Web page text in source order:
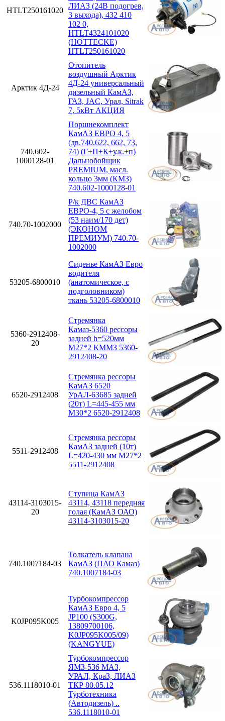
HTLT250161020
ЛИАЗ (24В подогрев,
3 выхода), 432 410
102 0,
HTLT4324101020
(HOTTECKE)
HTLT250161020
Арктик 4Д-24
Отопитель
воздушный Арктик
4Д-24 универсальный
дизельный КамАЗ,
ГАЗ, JAC, Урал, Sitrak
7, 5кВт АКЦИЯ
740.602-
1000128-01
Поршнекомплект
КамАЗ ЕВРО 4, 5
(дв.740.622, 662, 73,
74) (Г+П+К+у.к.+п)
Дальнобойщик
PREMIUM, масл.
кольцо 3мм (КМЗ)
740.602-1000128-01
740.70-1002000
Р/к ДВС КамАЗ
ЕВРО-4, 5 с желобом
(53 наим/170 дет)
(ЭКОНОМ
ПРЕМИУМ) 740.70-
1002000
53205-6800010
Сиденье КамАЗ Евро
водителя
(анатомическое, с
подголовником)
ткань 53205-6800010
5360-2912408-
20
Стремянка
Камаз-5360 рессоры
задней h=520мм
М27*2 КММЗ 5360-
2912408-20
6520-2912408
Стремянка рессоры
КамАЗ 6520
УрАЛ-63685 задней
(20т) L=445-455 мм
М30*2 6520-2912408
5511-2912408
Стремянка рессоры
КамАЗ задней (10т)
L=420-430 мм М27*2
5511-2912408
43114-3103015-
20
Ступица КамАЗ
43114, 43118 передняя
голая (КамАЗ ОАО)
43114-3103015-20
740.1007184-03
Толкатель клапана
КамАЗ (ПАО Камаз)
740.1007184-03
K0JP095K005
Турбокомпрессор
КамАЗ Евро 4, 5
JP100 (S300G,
13809700106,
K0JP095K005/09)
(KANGYUE)
536.1118010-01
Турбокомпрессор
ЯМЗ-536 МАЗ,
УРАЛ, КраЗ, ЛИАЗ
ТКР 80.05.12
Турботехника
(Автодизель) ..
536.1118010-01